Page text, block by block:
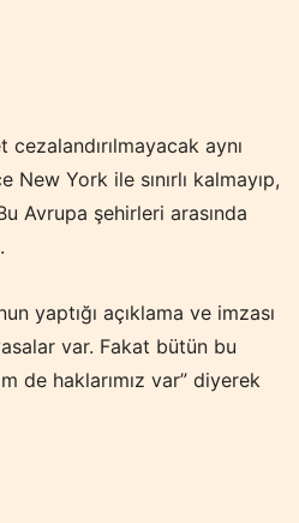
aynı
York ile sınırlı kalmayıp,
Avrupa şehirleri arasında
yaptığı açıklama ve imzası
var. Fakat bütün bu
de haklarımız var” diyerek